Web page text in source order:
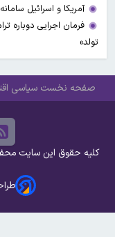
آمریکا و اسرائیل
فرمان اجرایی دوباره
تولد»
صفحه نخست سیاسی
کلیه حقوق این سایت